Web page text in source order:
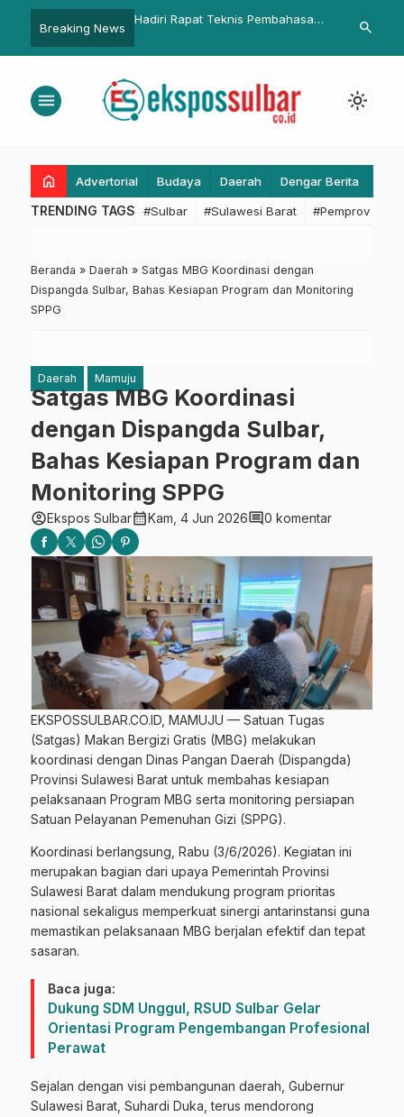
Breaking News
Award, Karo
Sinergi Antar Instansi
Pemkab Pasangkayu Siapkan
Hadiri
Ridwan
search
menu light_mode
home Advertorial Budaya Daerah Dengar Berita
TRENDING TAGS #Sulbar #Sulawesi Barat #Pemprov
Beranda » Daerah » Satgas MBG Koordinasi dengan
Dispangda Sulbar, Bahas Kesiapan Program dan Monitoring
SPPG
Daerah Mamuju
Satgas MBG Koordinasi
dengan Dispangda Sulbar,
Bahas Kesiapan Program dan
Monitoring SPPG
account_circleEkspos Sulbarcalendar_monthKam, 4 Jun 2026comment0 komentar
EKSPOSSULBAR.CO.ID, MAMUJU — Satuan Tugas
(Satgas) Makan Bergizi Gratis (MBG) melakukan
koordinasi dengan Dinas Pangan Daerah (Dispangda)
Provinsi Sulawesi Barat untuk membahas kesiapan
pelaksanaan Program MBG serta monitoring persiapan
Satuan Pelayanan Pemenuhan Gizi (SPPG).
Koordinasi berlangsung, Rabu (3/6/2026). Kegiatan ini
merupakan bagian dari upaya Pemerintah Provinsi
Sulawesi Barat dalam mendukung program prioritas
nasional sekaligus memperkuat sinergi antarinstansi guna
memastikan pelaksanaan MBG berjalan efektif dan tepat
sasaran.
Baca juga:
Dukung SDM Unggul, RSUD Sulbar Gelar
Orientasi Program Pengembangan Profesional
Perawat
Sejalan dengan visi pembangunan daerah, Gubernur
Sulawesi Barat, Suhardi Duka, terus mendorong